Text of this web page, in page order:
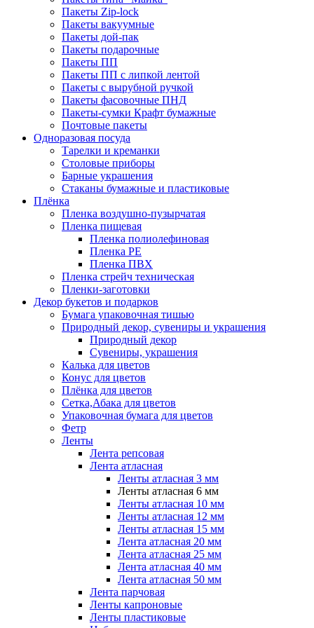
Пакеты Zip-lock
Пакеты вакуумные
Пакеты дой-пак
Пакеты подарочные
Пакеты ПП
Пакеты ПП с липкой лентой
Пакеты с вырубной ручкой
Пакеты фасовочные ПНД
Пакеты-сумки Крафт бумажные
Почтовые пакеты
Одноразовая посуда
Тарелки и креманки
Столовые приборы
Барные украшения
Стаканы бумажные и пластиковые
Плёнка
Пленка воздушно-пузырчатая
Пленка пищевая
Пленка полиолефиновая
Пленка PE
Пленка ПВХ
Пленка стрейч техническая
Пленки-заготовки
Декор букетов и подарков
Бумага упаковочная тишью
Природный декор, сувениры и украшения
Природный декор
Сувениры, украшения
Калька для цветов
Конус для цветов
Плёнка для цветов
Сетка,Абака для цветов
Упаковочная бумага для цветов
Фетр
Ленты
Лента репсовая
Лента атласная
Ленты атласная 3 мм
Ленты атласная 6 мм
Ленты атласная 10 мм
Ленты атласная 12 мм
Ленты атласная 15 мм
Лента атласная 20 мм
Лента атласная 25 мм
Лента атласная 40 мм
Лента атласная 50 мм
Лента парчовая
Ленты капроновые
Ленты пластиковые